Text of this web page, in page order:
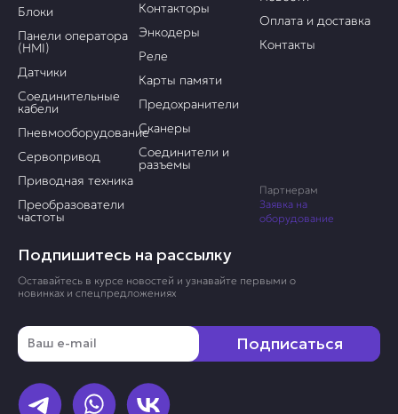
Подпишитесь на рассылку
Оставайтесь в курсе новостей и узнавайте первыми о
новинках и спецпредложениях
Email
Подписаться
Блоки
Панели оператора
(HMI)
Датчики
Соединительные
кабели
Пневмооборудование
Сервопривод
Приводная техника
Преобразователи
частоты
Контакторы
Энкодеры
Реле
Карты памяти
Предохранители
Сканеры
Соединители и
разъемы
Оплата и доставка
Контакты
Партнерам
Заявка на
оборудование